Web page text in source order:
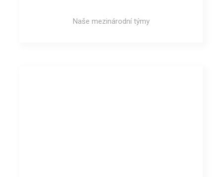
Naše mezinárodní týmy